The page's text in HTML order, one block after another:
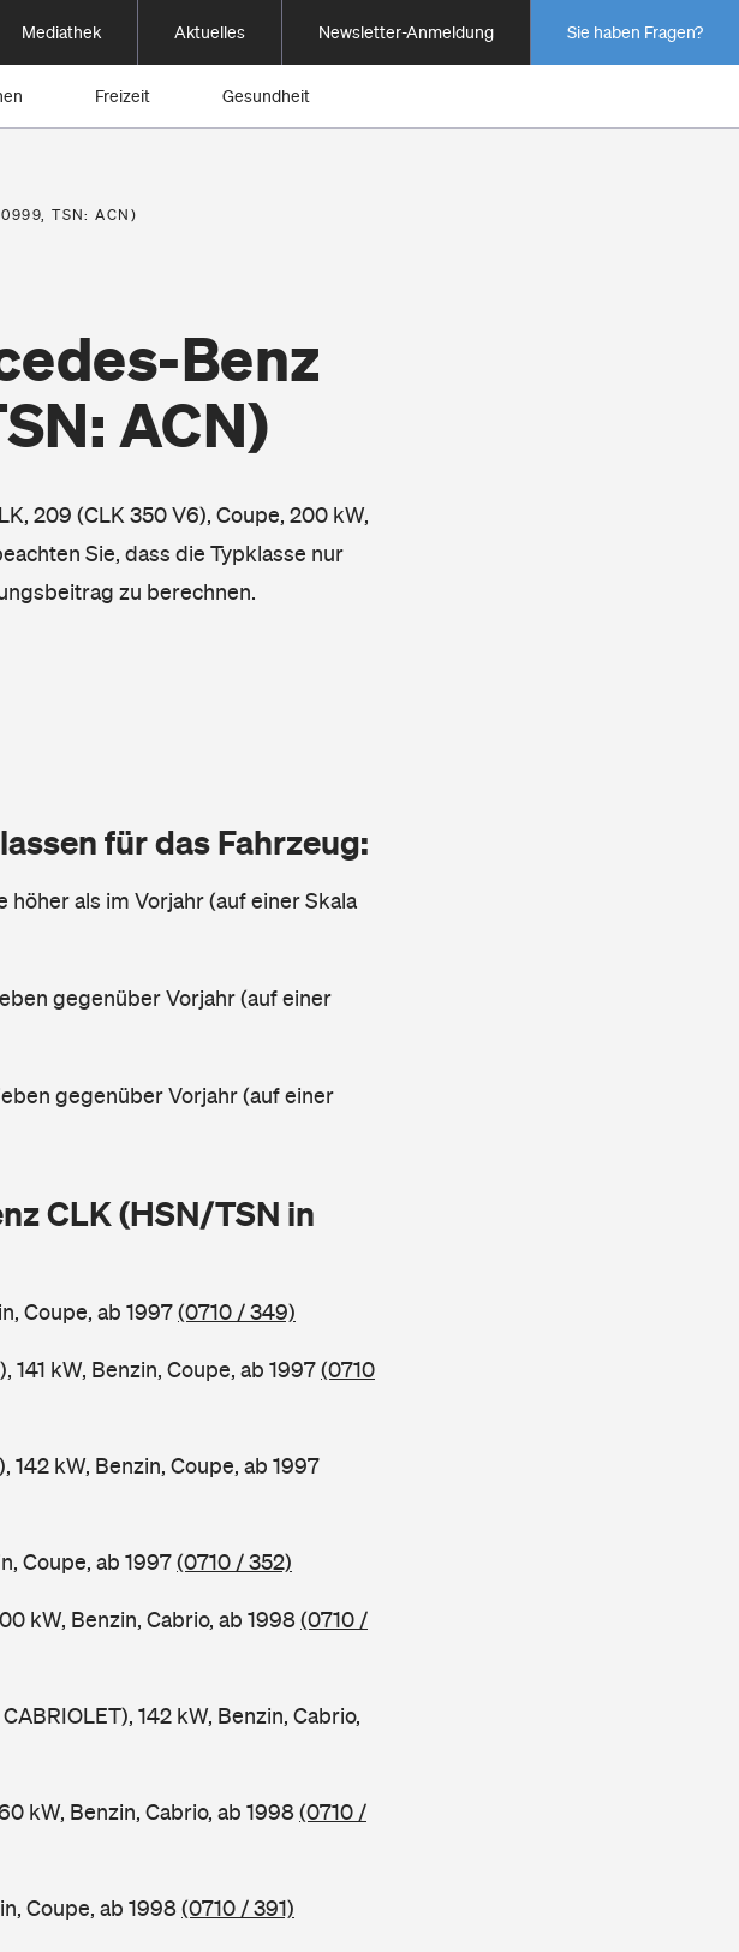
Mediathek Aktuelles Newsletter-Anmeldung Sie haben Fragen?
Freizeit Gesundheit
0999, TSN: ACN)
Benz
ACN)
209 (CLK 350 V6), Coupe, 200 kW,
Sie, dass die Typklasse nur
zu berechnen.
für das Fahrzeug:
höher als im Vorjahr (auf einer Skala
gegenüber Vorjahr (auf einer
gegenüber Vorjahr (auf einer
CLK (HSN/TSN in
Coupe, ab 1997(0710 / 349)
kW, Benzin, Coupe, ab 1997(0710
142 kW, Benzin, Coupe, ab 1997
Coupe, ab 1997(0710 / 352)
kW, Benzin, Cabrio, ab 1998(0710 /
142 kW, Benzin, Cabrio,
kW, Benzin, Cabrio, ab 1998(0710 /
Coupe, ab 1998(0710 / 391)